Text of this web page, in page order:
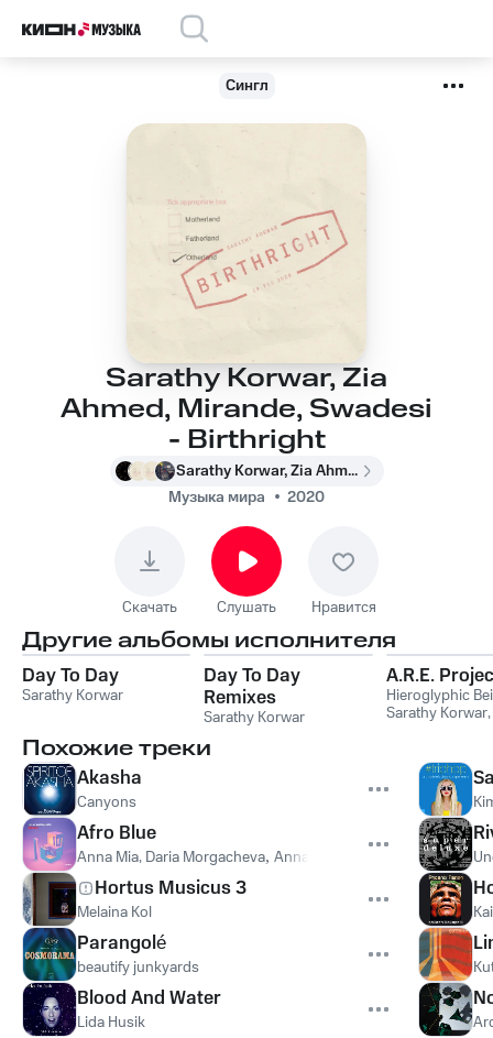
Сингл
Sarathy Korwar, Zia
Ahmed, Mirande, Swadesi
- Birthright
Sarathy Korwar, Zia Ahmed, Mirande, Swadesi
Музыка мира
2020
Скачать Слушать Нравится
Другие альбомы исполнителя
Day To Day
Sarathy Korwar
Day To Day
Remixes
Sarathy Korwar
A.R.E.
Hieroglyphic
Sarathy Korwar,
Похожие треки
Akasha
Canyons
Afro Blue
Anna Mia, Daria Morgacheva, Anna Mia Daria Morgacheva
Hortus Musicus 3
Melaina Kol
Parangolé
beautify junkyards
Blood And Water
Lida Husik